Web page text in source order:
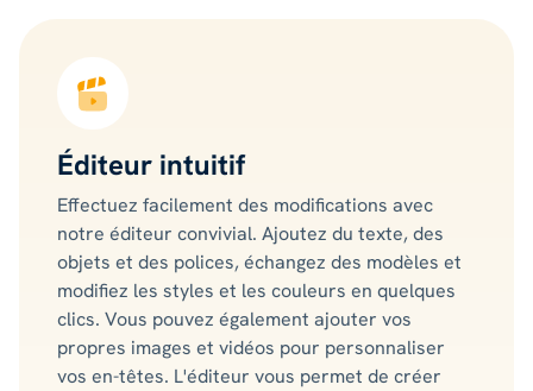
Éditeur intuitif
Effectuez facilement des modifications avec
notre éditeur convivial. Ajoutez du texte, des
objets et des polices, échangez des modèles et
modifiez les styles et les couleurs en quelques
clics. Vous pouvez également ajouter vos
propres images et vidéos pour personnaliser
vos en-têtes. L'éditeur vous permet de créer